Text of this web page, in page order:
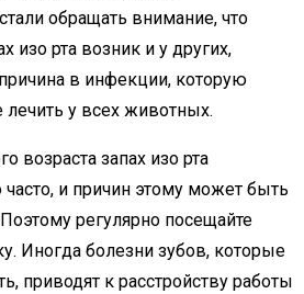
обращать внимание, что
изо рта возник и у других,
в инфекции, которую
у всех животных.
возраста запах изо рта
часто, и причин этому может быть
регулярно посещайте
Иногда болезни зубов, которые
приводят к расстройству работы